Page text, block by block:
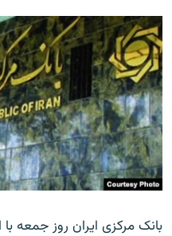
بانک مرکزی ایران روز جمعه با